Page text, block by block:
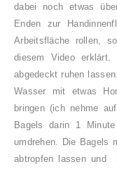
dabei noch etwas
Enden zur
Arbeitsfläche rollen,
diesem Video erklärt.
abgedeckt ruhen lassen.
Wasser mit etwas
bringen (ich nehme
Bagels darin 1
umdrehen. Die Bagels
abtropfen lassen und